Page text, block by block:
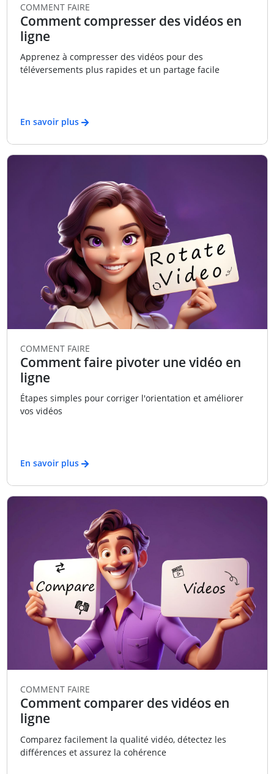
COMMENT FAIRE
Comment compresser des vidéos en
ligne
Apprenez à compresser des vidéos pour des
téléversements plus rapides et un partage facile
En savoir plus
COMMENT FAIRE
Comment faire pivoter une vidéo en
ligne
Étapes simples pour corriger l'orientation et améliorer
vos vidéos
En savoir plus
COMMENT FAIRE
Comment comparer des vidéos en
ligne
Comparez facilement la qualité vidéo, détectez les
différences et assurez la cohérence